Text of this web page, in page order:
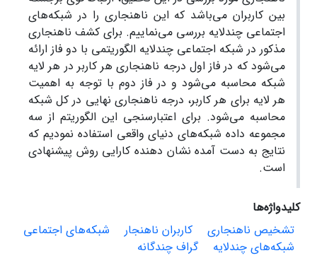
بین کاربران می‌باشد که این ناهنجاری را در شبکه‌های
اجتماعی چندلایه بررسی می‌نماییم. برای کشف ناهنجاری
مذکور در شبکه اجتماعی چندلایه الگوریتمی با دو فاز ارائه
می‌شود که در فاز اول درجه ناهنجاری هر کاربر در هر لایه
شبکه محاسبه می‌شود و در فاز دوم با توجه به اهمیت
هر لایه برای هر کاربر، درجه ناهنجاری نهایی در کل شبکه
محاسبه می‌شود. برای اعتبارسنجی این الگوریتم از سه
مجموعه داده شبکه‌های دنیای واقعی استفاده نمودیم که
نتایج به دست آمده نشان دهنده کارایی روش پیشنهادی
است.
کلیدواژه‌ها
تشخیص ناهنجاری
کاربران ناهنجار
شبکه‌های اجتماعی
شبکه‌های چندلایه
گراف چندگانه